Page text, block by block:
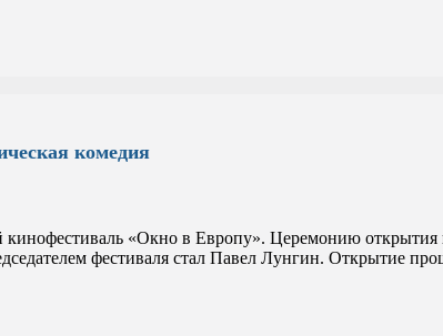
комедия
кинофестиваль «Окно в Европу». Церемонию открытия
фестиваля стал Павел Лунгин. Открытие